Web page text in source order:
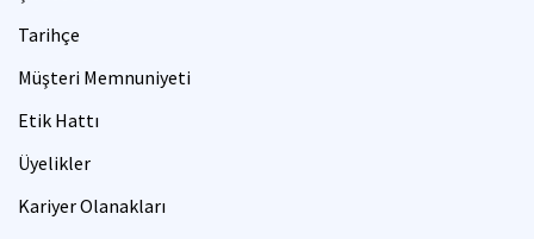
Tarihçe
Müşteri Memnuniyeti
Etik Hattı
Üyelikler
Kariyer Olanakları